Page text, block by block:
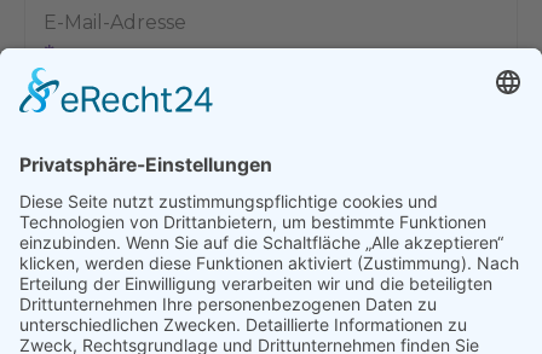
E-Mail-Adresse
Name, E-Mail-Adresse und Website in diesem Browser für